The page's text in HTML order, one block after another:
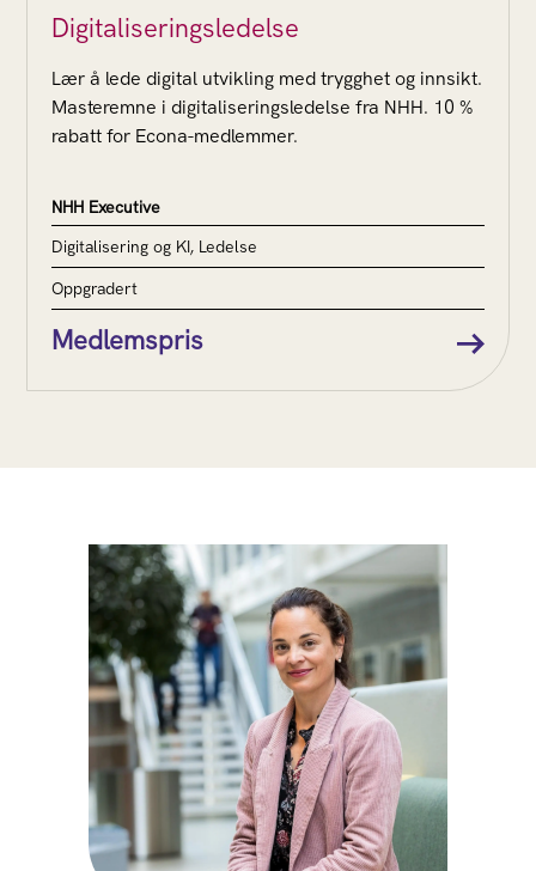
Digitaliseringsledelse
Lær å lede digital utvikling med trygghet og innsikt.
Masteremne i digitaliseringsledelse fra NHH. 10 %
rabatt for Econa-medlemmer.
NHH Executive
Digitalisering og KI, Ledelse
Oppgradert
Medlemspris